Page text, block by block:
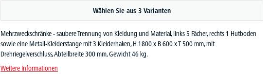
Wählen Sie aus 3 Varianten
Mehrzweckschränke - saubere Trennung von Kleidung und Material, links 5 Fächer, rechts 1 Hutboden
sowie eine Metall-Kleiderstange mit 3 Kleiderhaken, H 1800 x B 600 x T 500 mm, mit
Drehriegelverschluss, Abteilbreite 300 mm, Gewicht 46 kg.
Weitere Informationen